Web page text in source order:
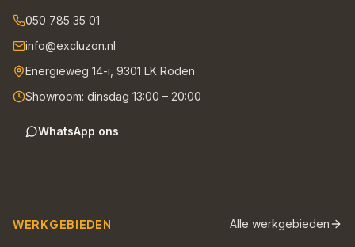
050 785 35 01
info@excluzon.nl
Energieweg 14-i, 9301 LK Roden
Showroom: dinsdag 13:00 – 20:00
WhatsApp ons
WERKGEBIEDEN Alle werkgebieden